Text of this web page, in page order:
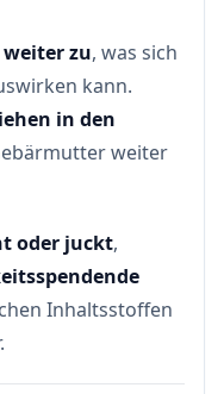
zu, was sich
kann.
in den
weiter
oder juckt,
Inhaltsstoffen